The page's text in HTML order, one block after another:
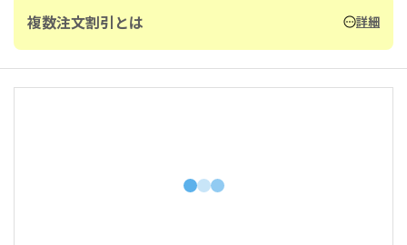
複数注文割引とは 詳細